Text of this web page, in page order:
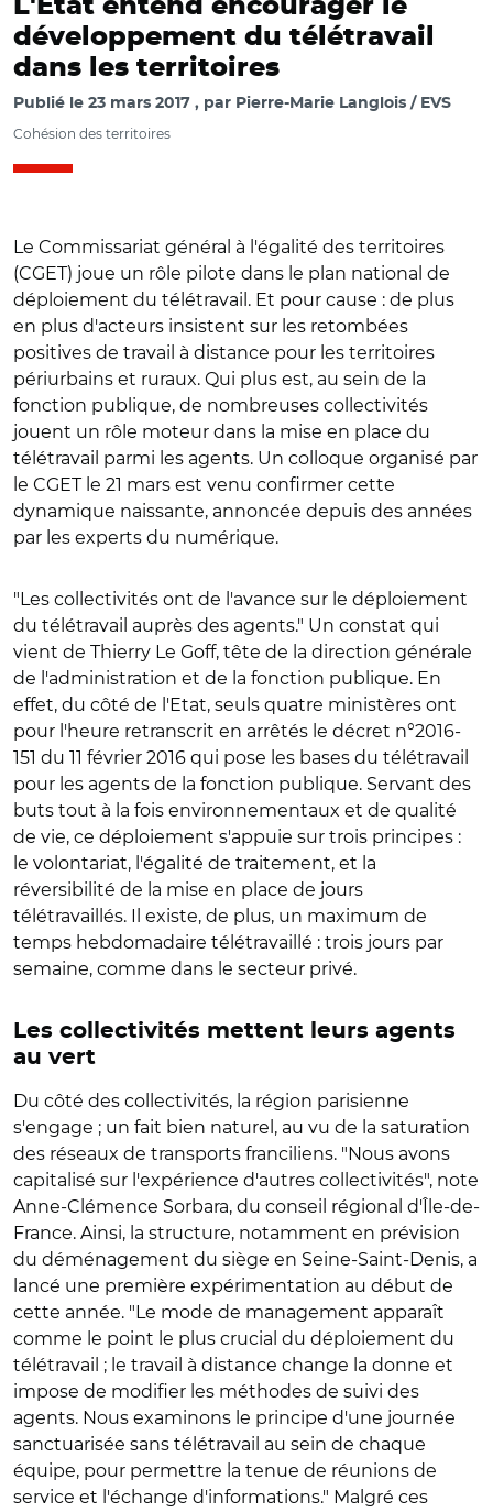
L'Etat entend encourager le
développement du télétravail
dans les territoires
Publié le 23 mars 2017 par Pierre-Marie Langlois / EVS
Cohésion des territoires
Le Commissariat général à l'égalité des territoires
(CGET) joue un rôle pilote dans le plan national de
déploiement du télétravail. Et pour cause : de plus
en plus d'acteurs insistent sur les retombées
positives de travail à distance pour les territoires
périurbains et ruraux. Qui plus est, au sein de la
fonction publique, de nombreuses collectivités
jouent un rôle moteur dans la mise en place du
télétravail parmi les agents. Un colloque organisé par
le CGET le 21 mars est venu confirmer cette
dynamique naissante, annoncée depuis des années
par les experts du numérique.
"Les collectivités ont de l'avance sur le déploiement
du télétravail auprès des agents." Un constat qui
vient de Thierry Le Goff, tête de la direction générale
de l'administration et de la fonction publique. En
effet, du côté de l'Etat, seuls quatre ministères ont
pour l'heure retranscrit en arrêtés le décret n°2016-
151 du 11 février 2016 qui pose les bases du télétravail
pour les agents de la fonction publique. Servant des
buts tout à la fois environnementaux et de qualité
de vie, ce déploiement s'appuie sur trois principes :
le volontariat, l'égalité de traitement, et la
réversibilité de la mise en place de jours
télétravaillés. Il existe, de plus, un maximum de
temps hebdomadaire télétravaillé : trois jours par
semaine, comme dans le secteur privé.
Les collectivités mettent leurs agents
au vert
Du côté des collectivités, la région parisienne
s'engage ; un fait bien naturel, au vu de la saturation
des réseaux de transports franciliens. "Nous avons
capitalisé sur l'expérience d'autres collectivités", note
Anne-Clémence Sorbara, du conseil régional d'Île-de-
France. Ainsi, la structure, notamment en prévision
du déménagement du siège en Seine-Saint-Denis, a
lancé une première expérimentation au début de
cette année. "Le mode de management apparaît
comme le point le plus crucial du déploiement du
télétravail ; le travail à distance change la donne et
impose de modifier les méthodes de suivi des
agents. Nous examinons le principe d'une journée
sanctuarisée sans télétravail au sein de chaque
équipe, pour permettre la tenue de réunions de
service et l'échange d'informations." Malgré ces